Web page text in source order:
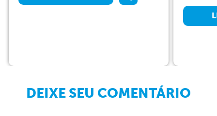
DEIXE SEU COMENTÁRIO